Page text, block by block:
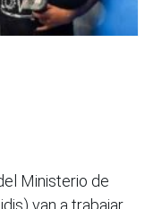
Ministerio de
van a trabajar